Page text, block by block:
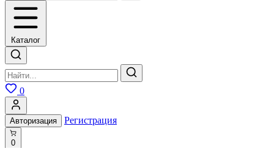
Каталог
0
Авторизация Регистрация
0